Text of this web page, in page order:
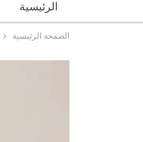
الرئيسية
الصفحة الرئيسية